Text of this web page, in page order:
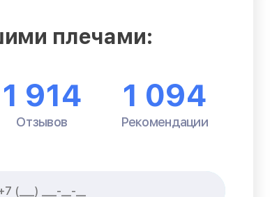
плечами:
1 914
Отзывов
1 094
Рекомендации